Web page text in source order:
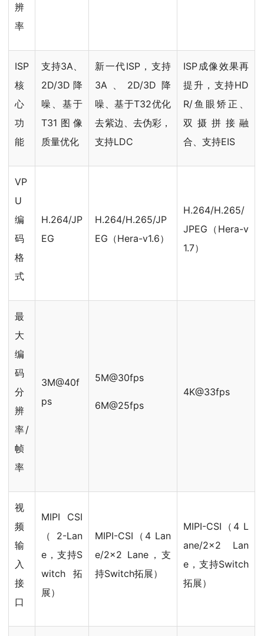
辨
率
ISP
核
心
功
能
支持3A、
2D/3D降
噪、基于
T31图像
质量优化
新一代ISP，支持
3A、2D/3D降
噪、基于T32优化
去紫边、去伪彩，
支持LDC
ISP成像效果再
提升，支持HD
R/鱼眼矫正、
双摄拼接融
合、支持EIS
VP
U
编
码
格
式
H.264/JP
EG
H.264/H.265/JP
EG（Hera-v1.6）
H.264/H.265/
JPEG（Hera-v
1.7）
最
大
编
码
分
辨
率/
帧
率
3M@40f
ps
5M@30fps
6M@25fps
4K@33fps
视
频
输
入
接
口
MIPI CSI
（2-Lan
e，支持S
witch拓
展）
MIPI-CSI（4 Lan
e/2x2 Lane，支
持Switch拓展）
MIPI-CSI（4 L
ane/2x2 Lan
e，支持Switch
拓展）